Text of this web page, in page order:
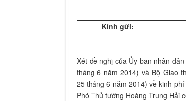
Kính gửi:
Xét đề nghị của Ủy ban nhân
tháng 6 năm 2014) và Bộ Giao
25 tháng 6 năm 2014) về kinh
Phó Thủ tướng Hoàng Trung Hải